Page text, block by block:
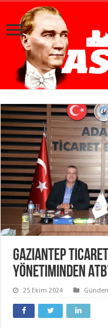
Gaziantep Ticaret
Yönetiminden
25 Ekim 2024